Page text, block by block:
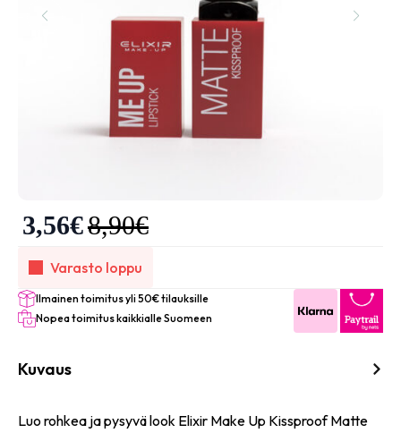
8,90€
3,56€
Varasto loppu
Ilmainen toimitus yli 50€ tilauksille
Nopea toimitus kaikkialle Suomeen
Kuvaus
Luo rohkea ja pysyvä look Elixir Make Up Kissproof Matte